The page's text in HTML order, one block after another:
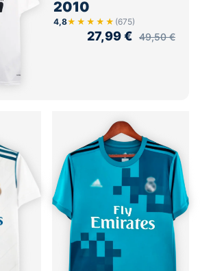
2010
4,8★★★★★ (675)
49,50€
27,99€